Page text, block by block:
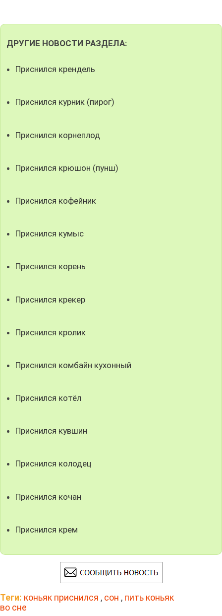
ДРУГИЕ НОВОСТИ РАЗДЕЛА:
Приснился крендель
Приснился курник (пирог)
Приснился корнеплод
Приснился крюшон (пунш)
Приснился кофейник
Приснился кумыс
Приснился корень
Приснился крекер
Приснился кролик
Приснился комбайн кухонный
Приснился котёл
Приснился кувшин
Приснился колодец
Приснился кочан
Приснился крем
Теги: коньяк приснился , сон , пить коньяк
во сне